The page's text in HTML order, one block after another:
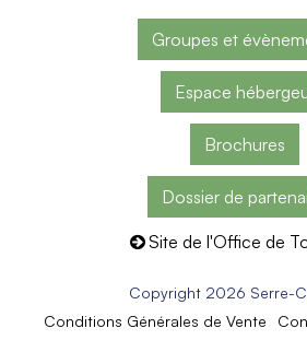
Groupes et
Espace
Brochures
Dossier de
Site de l'Office de
Copyright 2026 Serre-
Conditions Générales de Vente